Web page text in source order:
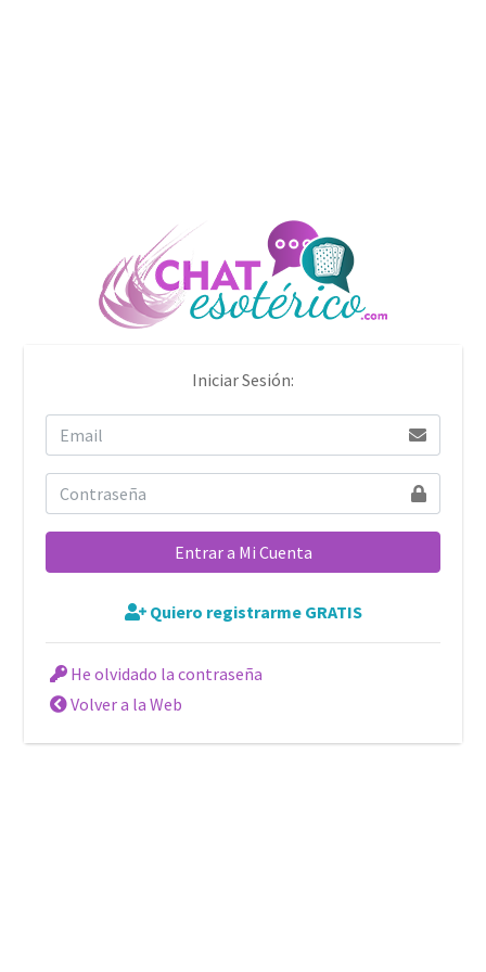
Iniciar Sesión:
Entrar a Mi Cuenta
Quiero registrarme GRATIS
He olvidado la contraseña
Volver a la Web